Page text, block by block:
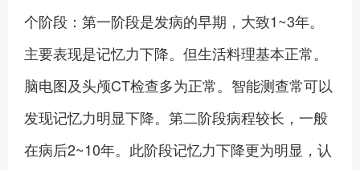
个阶段：第一阶段是发病的早期，大致1~3年。
主要表现是记忆力下降。但生活料理基本正常。
脑电图及头颅CT检查多为正常。智能测查常可以
发现记忆力明显下降。第二阶段病程较长，一般
在病后2~10年。此阶段记忆力下降更为明显，认